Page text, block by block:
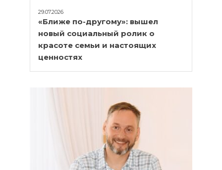
29.07.2026
«Ближе по-другому»: вышел
новый социальный ролик о
красоте семьи и настоящих
ценностях